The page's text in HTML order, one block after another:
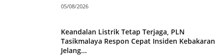
05/08/2026
Keandalan Listrik Tetap Terjaga, PLN
Tasikmalaya Respon Cepat Insiden Kebakaran
Jelang...